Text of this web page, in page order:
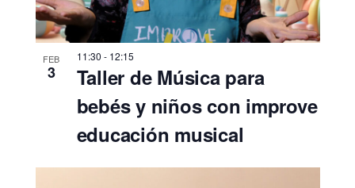
FEB
3
11:30 - 12:15
Taller de Música para
bebés y niños con improve
educación musical